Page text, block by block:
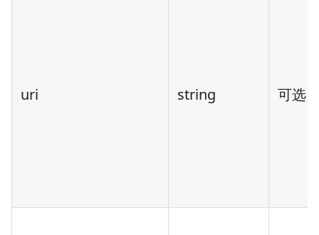
uri string 可选